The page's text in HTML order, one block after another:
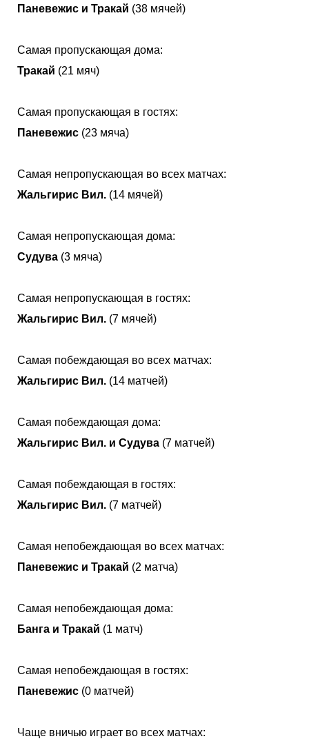
Паневежис и Тракай (38 мячей)
Самая пропускающая дома:
Тракай (21 мяч)
Самая пропускающая в гостях:
Паневежис (23 мяча)
Самая непропускающая во всех матчах:
Жальгирис Вил. (14 мячей)
Самая непропускающая дома:
Судува (3 мяча)
Самая непропускающая в гостях:
Жальгирис Вил. (7 мячей)
Самая побеждающая во всех матчах:
Жальгирис Вил. (14 матчей)
Самая побеждающая дома:
Жальгирис Вил. и Судува (7 матчей)
Самая побеждающая в гостях:
Жальгирис Вил. (7 матчей)
Самая непобеждающая во всех матчах:
Паневежис и Тракай (2 матча)
Самая непобеждающая дома:
Банга и Тракай (1 матч)
Самая непобеждающая в гостях:
Паневежис (0 матчей)
Чаще вничью играет во всех матчах: